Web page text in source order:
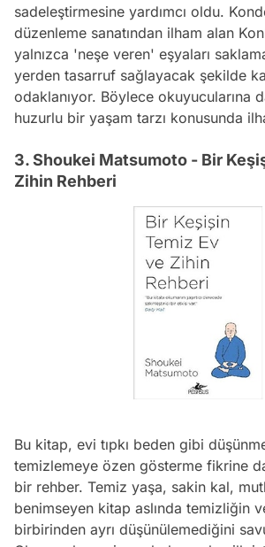
sadeleştirmesine yardımcı oldu.
düzenleme sanatından ilham alan
yalnızca 'neşe veren' eşyaları
yerden tasarruf sağlayacak şekilde
odaklanıyor. Böylece okuyucularına
huzurlu bir yaşam tarzı konusunda
3. Shoukei Matsumoto - Bir
Zihin Rehberi
Bu kitap, evi tıpkı beden gibi
temizlemeye özen gösterme fikrine
bir rehber. Temiz yaşa, sakin kal,
benimseyen kitap aslında temizliğin
birbirinden ayrı düşünülemediğini